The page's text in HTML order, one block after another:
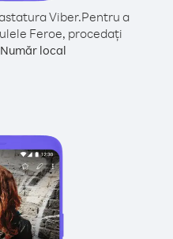
Viber.Pentru a
Feroe, procedați
Număr local